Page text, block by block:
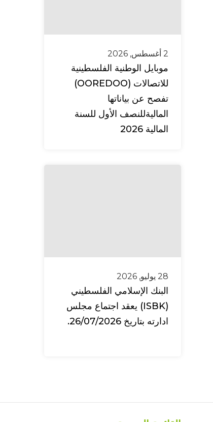
2 أغسطس, 2026
موبايل الوطنية الفلسطينية
للاتصالات (OOREDOO)
تفصح عن بياناتها
الماليةللنصف الأول للسنة
المالية 2026
28 يوليو, 2026
البنك الإسلامي الفلسطيني
(ISBK) يعقد اجتماع مجلس
ادارته بتاريخ 26/07/2026.